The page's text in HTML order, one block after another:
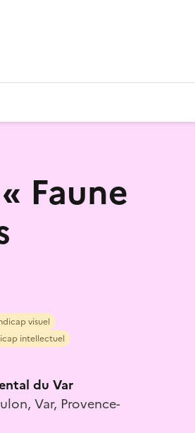
Faune
visuel
intellectuel
du Var
Var, Provence-